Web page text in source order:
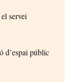
servei
d’espai públic